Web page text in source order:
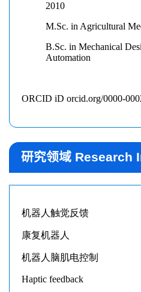
研究领域 Research